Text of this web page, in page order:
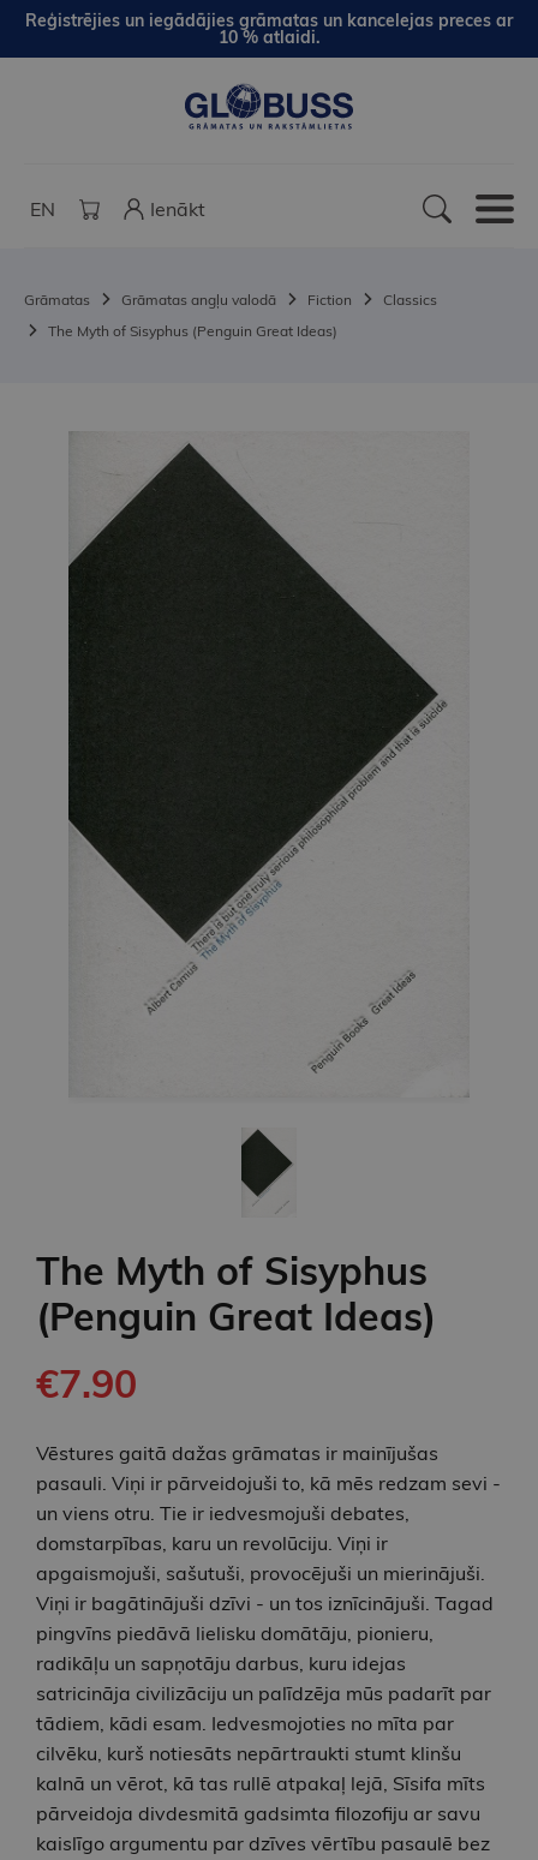
Reģistrējies un iegādājies grāmatas un kancelejas preces ar
10 % atlaidi.
EN Ienākt
Grāmatas Grāmatas angļu valodā Fiction
Classics
The Myth of Sisyphus (Penguin Great Ideas)
The Myth of Sisyphus
(Penguin Great Ideas)
€7.90
Vēstures gaitā dažas grāmatas ir mainījušas
pasauli. Viņi ir pārveidojuši to, kā mēs redzam sevi -
un viens otru. Tie ir iedvesmojuši debates,
domstarpības, karu un revolūciju. Viņi ir
apgaismojuši, sašutuši, provocējuši un mierinājuši.
Viņi ir bagātinājuši dzīvi - un tos iznīcinājuši. Tagad
pingvīns piedāvā lielisku domātāju, pionieru,
radikāļu un sapņotāju darbus, kuru idejas
satricināja civilizāciju un palīdzēja mūs padarīt par
tādiem, kādi esam. Iedvesmojoties no mīta par
cilvēku, kurš notiesāts nepārtraukti stumt klinšu
kalnā un vērot, kā tas rullē atpakaļ lejā, Sīsifa mīts
pārveidoja divdesmitā gadsimta filozofiju ar savu
kaislīgo argumentu par dzīves vērtību pasaulē bez